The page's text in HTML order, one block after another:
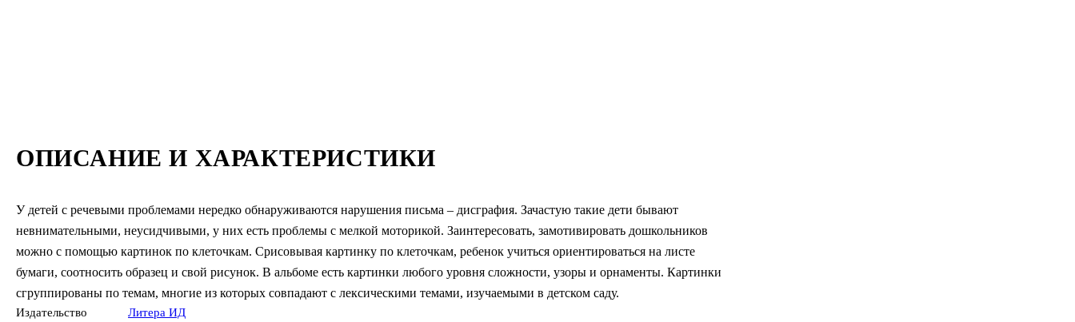
ОПИСАНИЕ И ХАРАКТЕРИСТИКИ
У детей с речевыми проблемами нередко обнаруживаются нарушения письма – дисграфия. Зачастую такие дети бывают
невнимательными, неусидчивыми, у них есть проблемы с мелкой моторикой. Заинтересовать, замотивировать дошкольников
можно с помощью картинок по клеточкам. Срисовывая картинку по клеточкам, ребенок учиться ориентироваться на листе
бумаги, соотносить образец и свой рисунок. В альбоме есть картинки любого уровня сложности, узоры и орнаменты. Картинки
сгруппированы по темам, многие из которых совпадают с лексическими темами, изучаемыми в детском саду.
Издательство
Литера ИД